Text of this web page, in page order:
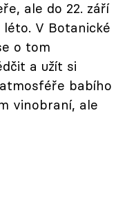
ale do 22. září
V Botanické
o tom
a užít si
babího
vinobraní, ale